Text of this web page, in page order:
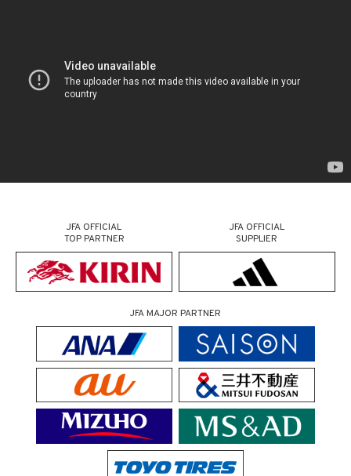
JFA OFFICIAL
TOP PARTNER
JFA OFFICIAL
SUPPLIER
JFA MAJOR PARTNER